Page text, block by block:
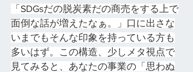
「SDGsだの脱炭素だの商売をする上で
面倒な話が増えたなぁ。」口に出さな
いまでもそんな印象を持っている方も
多いはず。この構造、少しメタ視点で
見てみると、あなたの事業の「思わぬ